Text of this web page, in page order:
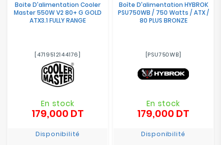
Boite D'alimentation Cooler
Master 550W V2 80+ G GOLD
ATX3.1 FULLY RANGE
[4719512144176]
En stock
179,000 DT
Disponibilité
Boîte D'alimentation HYBROK
PSU750WB / 750 Watts / ATX /
80 PLUS BRONZE
[PSU750WB]
En stock
179,000 DT
Disponibilité